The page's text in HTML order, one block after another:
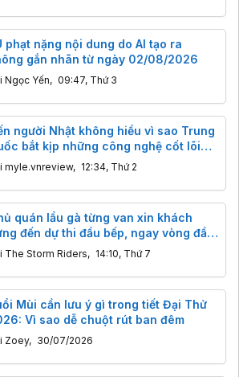
phạt nặng nội dung do AI tạo ra
gắn nhãn từ ngày 02/08/2026
Ngọc Yến, 09:47, Thứ 3
người Nhật không hiểu vì sao Trung
bắt kịp những công nghệ cốt lõi
họ nhanh như vậy?
myle.vnreview, 12:34, Thứ 2
quán lẩu gà từng van xin khách
đến dự thi đầu bếp, ngay vòng đầu
giám khảo nói câu bất ngờ
The Storm Riders, 14:10, Thứ 7
Mùi cần lưu ý gì trong tiết Đại Thử
Vì sao dễ chuột rút ban đêm
Zoey, 30/07/2026